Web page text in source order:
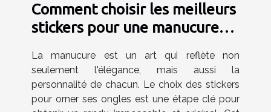
Comment choisir les meilleurs
stickers pour une manucure
La manucure est un art qui reflète non
seulement l'élégance, mais aussi la
personnalité de chacun. Le choix des stickers
pour orner ses ongles est une étape clé pour